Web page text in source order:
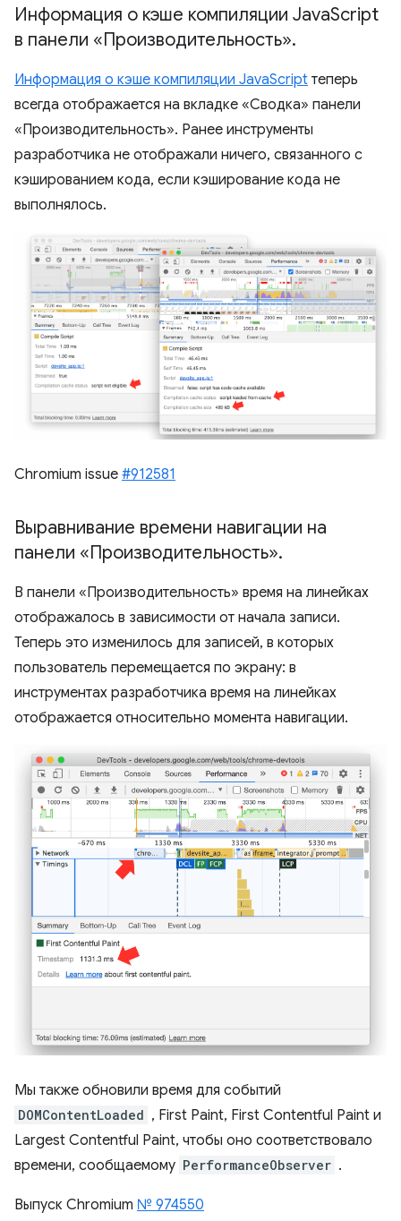
Информация о кэше компиляции JavaScript
в панели «Производительность».
Информация о кэше компиляции JavaScript теперь
всегда отображается на вкладке «Сводка» панели
«Производительность». Ранее инструменты
разработчика не отображали ничего, связанного с
кэшированием кода, если кэширование кода не
выполнялось.
Chromium issue #912581
Выравнивание времени навигации на
панели «Производительность».
В панели «Производительность» время на линейках
отображалось в зависимости от начала записи.
Теперь это изменилось для записей, в которых
пользователь перемещается по экрану: в
инструментах разработчика время на линейках
отображается относительно момента навигации.
Мы также обновили время для событий
DOMContentLoaded , First Paint, First Contentful Paint и
Largest Contentful Paint, чтобы оно соответствовало
времени, сообщаемому PerformanceObserver .
Выпуск Chromium № 974550